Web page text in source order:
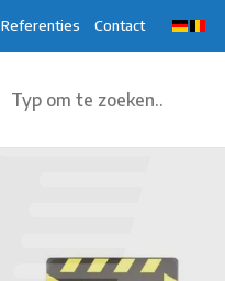
Referenties Contact